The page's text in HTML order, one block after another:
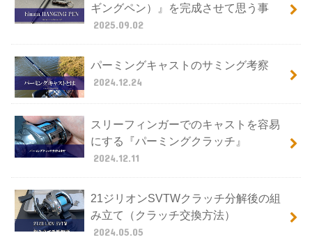
ギングペン）』を完成させて思う事
2025.09.02
パーミングキャストのサミング考察
2024.12.24
スリーフィンガーでのキャストを容易
にする『パーミングクラッチ』
2024.12.11
21ジリオンSVTWクラッチ分解後の組
み立て（クラッチ交換方法）
2024.05.05